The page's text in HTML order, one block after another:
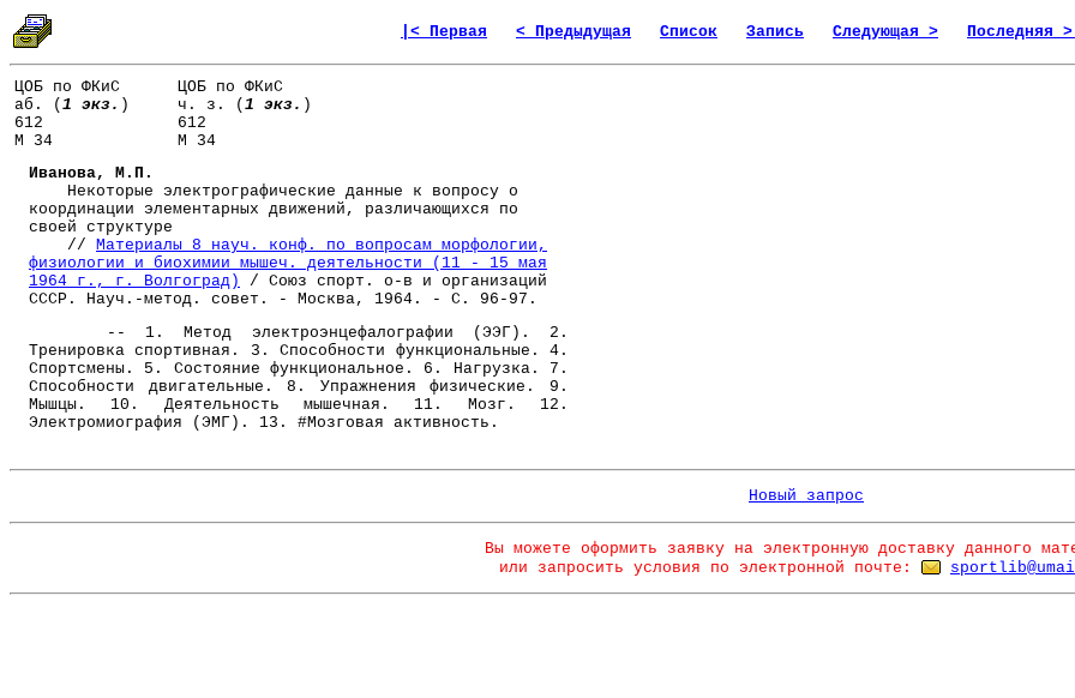
|< Первая < Предыдущая Список Запись Следующая > Последняя >|
ЦОБ по ФКиС
аб. ( 1 экз. )
612
М 34
ЦОБ по ФКиС
ч. з. ( 1 экз. )
612
М 34
Иванова, М.П.
Некоторые электрографические данные к вопросу о
координации элементарных движений, различающихся по
своей структуре
// Материалы 8 науч. конф. по вопросам морфологии,
физиологии и биохимии мышеч. деятельности (11 - 15 мая
1964 г., г. Волгоград)
/ Союз спорт. о-в и организаций
СССР. Науч.-метод. совет. - Москва, 1964. - С. 96-97.
-- 1. Метод электроэнцефалографии (ЭЭГ). 2.
Тренировка спортивная. 3. Способности функциональные. 4.
Спортсмены. 5. Состояние функциональное. 6. Нагрузка. 7.
Способности двигательные. 8. Упражнения физические. 9.
Мышцы. 10. Деятельность мышечная. 11. Мозг. 12.
Электромиография (ЭМГ). 13. #Мозговая активность.
Новый запрос
Вы можете оформить заявку на электронную доставку данного
или запросить условия по электронной почте: